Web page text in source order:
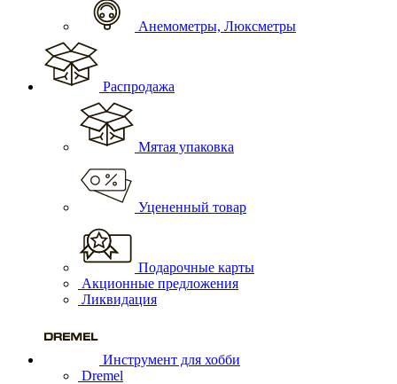
Анемометры, Люксметры
Распродажа
Мятая упаковка
Уцененный товар
Подарочные карты
Акционные предложения
Ликвидация
Инструмент для хобби
Dremel